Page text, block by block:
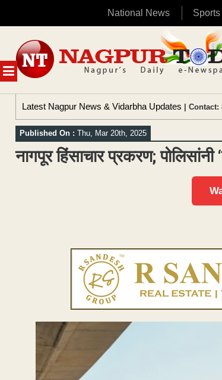
National News Sports
MENU
content
Latest Nagpur News & Vidarbha Updates | Contact:
Published On : Thu, Mar 20th, 2025
नागपूर हिंसाचार प्रकरण; पोलिसांनी